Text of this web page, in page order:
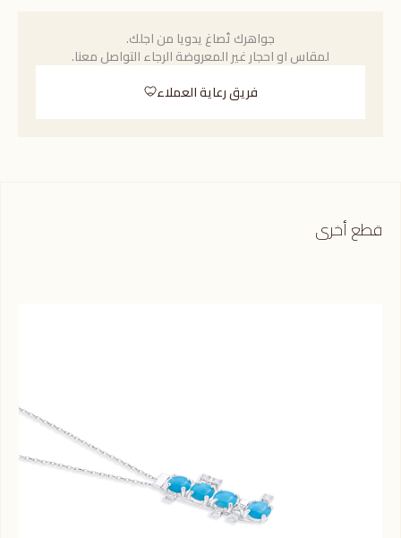
جواهرك تُصاغ يدويا من اجلك.
لمقاس او احجار غير المعروضة الرجاء التواصل معنا.
فريق رعاية العملاء
قطع أخرى